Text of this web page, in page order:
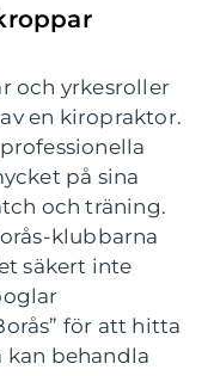
och yrkesroller
en kiropraktor.
på sina
och träning.
klubbarna
säkert inte
för att hitta
kan behandla